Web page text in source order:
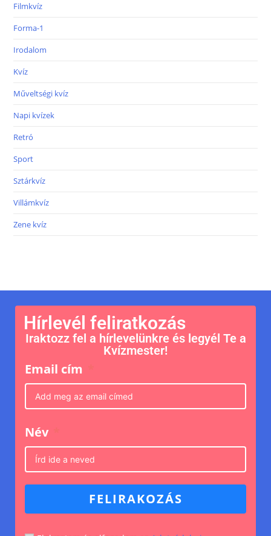
Filmkvíz
Forma-1
Irodalom
Kvíz
Műveltségi kvíz
Napi kvízek
Retró
Sport
Sztárkvíz
Villámkvíz
Zene kvíz
Hírlevél feliratkozás
Iraktozz fel a hírlevelünkre és legyél Te a
Kvízmester!
Email cím
Név
FELIRAKOZÁS